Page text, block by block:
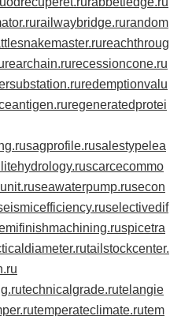
railwaybridge.rurandom
reachthroug
rearchain.rurecessioncone.ru
redemptionvalu
regeneratedprotei
sagprofile.rusalestypelea
scarcecommo
seawaterpump.rusecon
selectivedif
spicetra
tailstockcenter.
technicalgrade.rutelangie
temperateclimate.rutem